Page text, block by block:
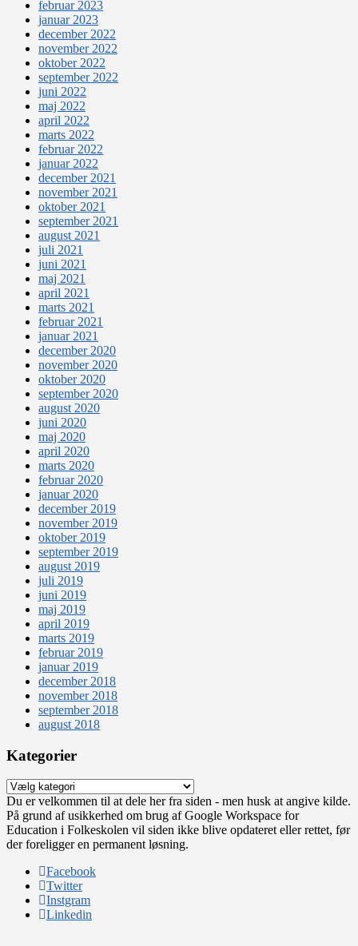
februar 2023
januar 2023
december 2022
november 2022
oktober 2022
september 2022
juni 2022
maj 2022
april 2022
marts 2022
februar 2022
januar 2022
december 2021
november 2021
oktober 2021
september 2021
august 2021
juli 2021
juni 2021
maj 2021
april 2021
marts 2021
februar 2021
januar 2021
december 2020
november 2020
oktober 2020
september 2020
august 2020
juni 2020
maj 2020
april 2020
marts 2020
februar 2020
januar 2020
december 2019
november 2019
oktober 2019
september 2019
august 2019
juli 2019
juni 2019
maj 2019
april 2019
marts 2019
februar 2019
januar 2019
december 2018
november 2018
september 2018
august 2018
Kategorier
Kategorier
Du er velkommen til at dele her fra siden - men husk at angive kilde.
På grund af usikkerhed om brug af Google Workspace for
Education i Folkeskolen vil siden ikke blive opdateret eller rettet, før
der foreligger en permanent løsning.
Facebook
Twitter
Instgram
Linkedin